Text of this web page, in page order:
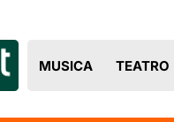
MUSICA TEATRO